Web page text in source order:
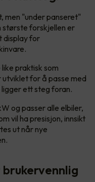
men "under panseret"
forskjellen er
display for
praktisk som
utviklet for å passe med
ett steg foran.
og passer alle elbiler,
vil ha presisjon, innsikt
ut når nye